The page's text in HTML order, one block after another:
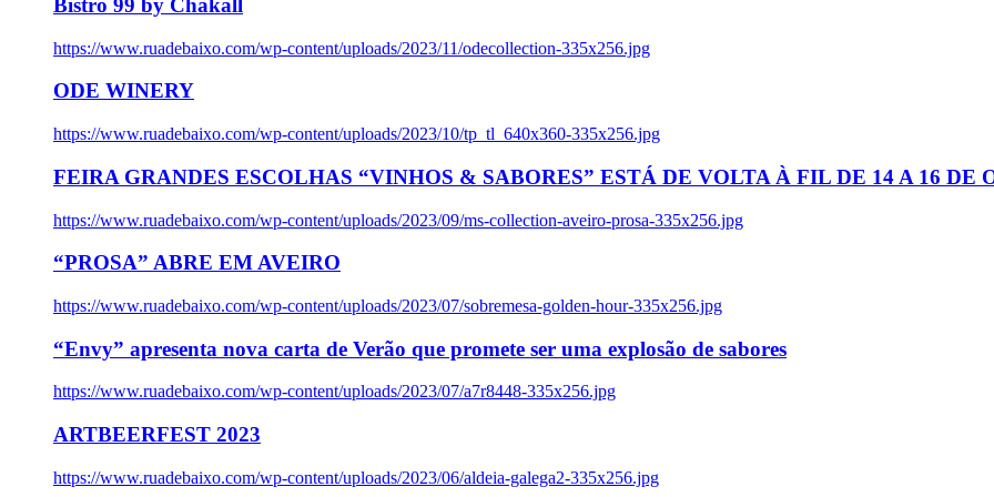
Bistro 99 by Chakall
https://www.ruadebaixo.com/wp-content/uploads/2023/11/odecollection-335x256.jpg
ODE WINERY
https://www.ruadebaixo.com/wp-content/uploads/2023/10/tp_tl_640x360-335x256.jpg
FEIRA GRANDES ESCOLHAS “VINHOS & SABORES” ESTÁ DE VOLTA À FIL DE 14 A 16 DE
https://www.ruadebaixo.com/wp-content/uploads/2023/09/ms-collection-aveiro-prosa-335x256.jpg
“PROSA” ABRE EM AVEIRO
https://www.ruadebaixo.com/wp-content/uploads/2023/07/sobremesa-golden-hour-335x256.jpg
“Envy” apresenta nova carta de Verão que promete ser uma explosão de sabores
https://www.ruadebaixo.com/wp-content/uploads/2023/07/a7r8448-335x256.jpg
ARTBEERFEST 2023
https://www.ruadebaixo.com/wp-content/uploads/2023/06/aldeia-galega2-335x256.jpg